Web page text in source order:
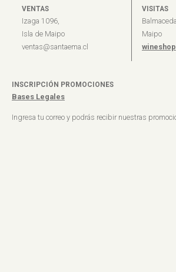
VENTAS
Izaga 1096,
Isla de Maipo
ventas@santaema.cl
VISITAS
Maipo
INSCRIPCIÓN PROMOCIONES
Bases Legales
Ingresa tu correo y podrás recibir nuestras